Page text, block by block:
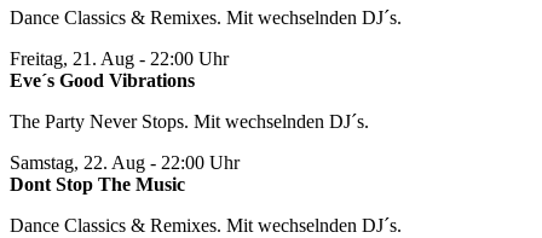
Dance Classics & Remixes. Mit wechselnden DJ´s.
Freitag, 21. Aug - 22:00 Uhr
Eve´s Good Vibrations
The Party Never Stops. Mit wechselnden DJ´s.
Samstag, 22. Aug - 22:00 Uhr
Dont Stop The Music
Dance Classics & Remixes. Mit wechselnden DJ´s.